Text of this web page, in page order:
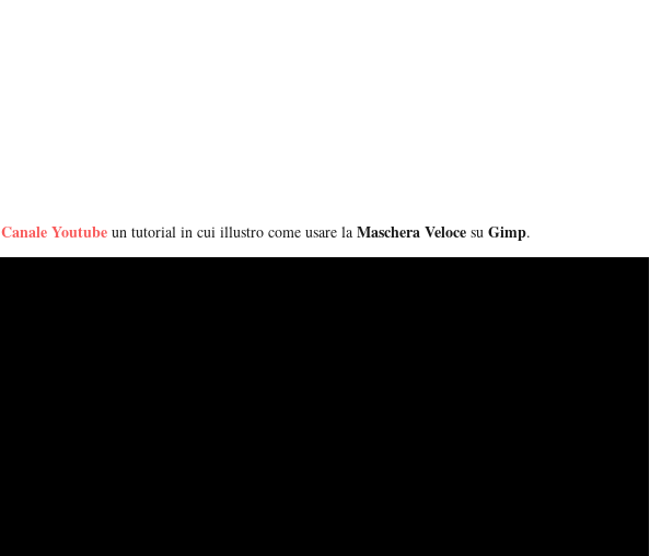
Canale Youtube un tutorial in cui illustro come usare la Maschera Veloce su Gimp.